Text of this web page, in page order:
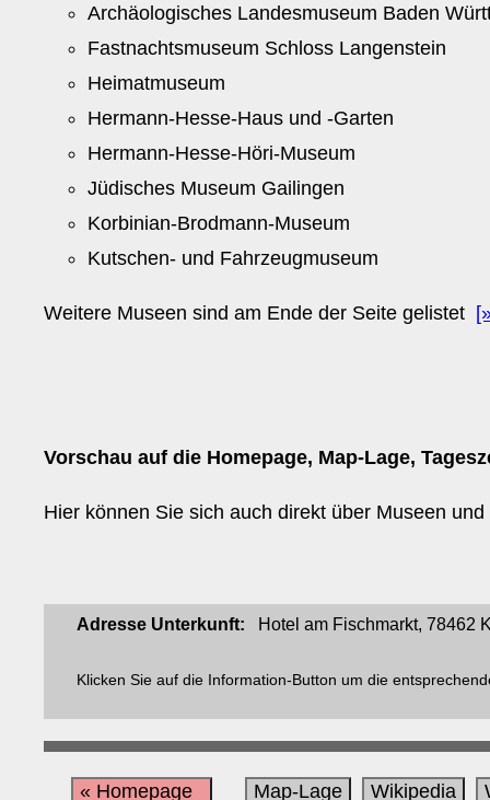
Archäologisches Landesmuseum Baden
Fastnachtsmuseum Schloss Langenstein
Heimatmuseum
Hermann-Hesse-Haus und -Garten
Hermann-Hesse-Höri-Museum
Jüdisches Museum Gailingen
Korbinian-Brodmann-Museum
Kutschen- und Fahrzeugmuseum
Weitere Museen sind am Ende der Seite gelistet
Vorschau auf die Homepage, Map-Lage,
Hier können Sie sich auch direkt über Museen
Adresse Unterkunft: Hotel am Fischmarkt, 78462
Klicken Sie auf die Information-Button um die